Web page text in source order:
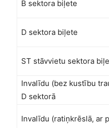
B sektora biļete
D sektora biļete
ST stāvvietu sektora
Invalīdu (bez kustību
D sektorā
Invalīdu (ratiņkrēslā, ar